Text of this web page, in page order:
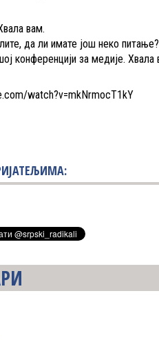
вам.
да ли имате још неко
конференцији за медије. Хвала
watch?v=mkNrmocT1kY